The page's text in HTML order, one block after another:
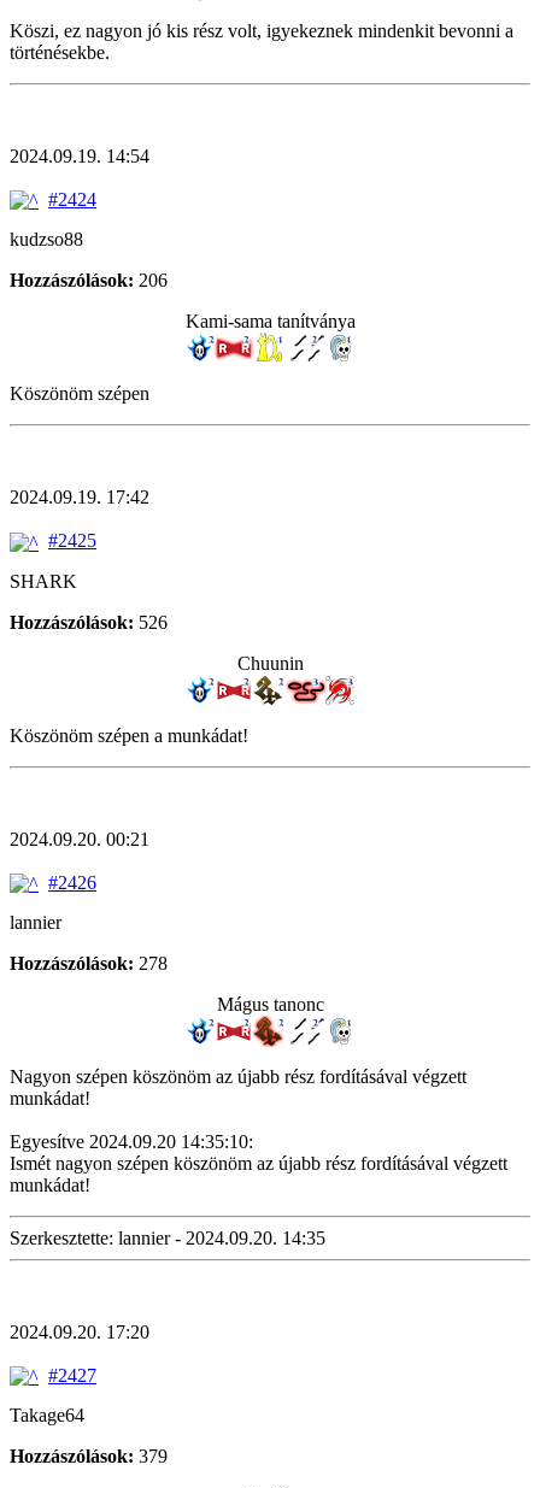
Köszi, ez nagyon jó kis rész volt, igyekeznek mindenkit bevonni a
történésekbe.
2024.09.19. 14:54
#2424
kudzso88
Hozzászólások: 206
Kami-sama tanítványa
Köszönöm szépen
2024.09.19. 17:42
#2425
SHARK
Hozzászólások: 526
Chuunin
Köszönöm szépen a munkádat!
2024.09.20. 00:21
#2426
lannier
Hozzászólások: 278
Mágus tanonc
Nagyon szépen köszönöm az újabb rész fordításával végzett
munkádat!
Egyesítve 2024.09.20 14:35:10:
Ismét nagyon szépen köszönöm az újabb rész fordításával végzett
munkádat!
Szerkesztette: lannier - 2024.09.20. 14:35
2024.09.20. 17:20
#2427
Takage64
Hozzászólások: 379